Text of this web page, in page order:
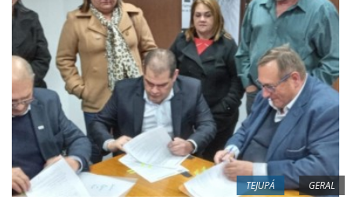
TEJUPÁ GERAL